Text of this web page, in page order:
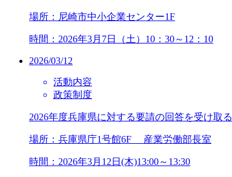
場所：尼崎市中小企業センター1F
時間：2026年3月7日（土）10：30～12：10
2026/03/12
活動内容
政策制度
2026年度兵庫県に対する要請の回答を受け取る
場所：兵庫県庁1号館6F 産業労働部長室
時間：2026年3月12日(木)13:00～13:30